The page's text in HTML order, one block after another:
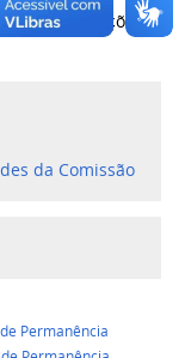
das ações e
da Comissão
Permanência